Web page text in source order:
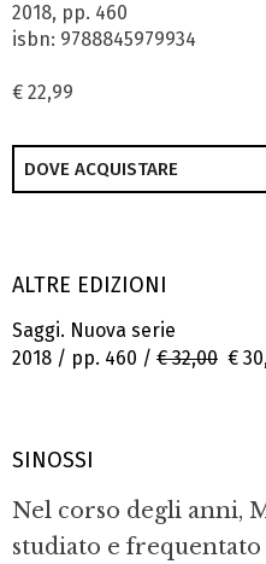
2018, pp. 460
isbn: 9788845979934
€ 22,99
DOVE ACQUISTARE
ALTRE EDIZIONI
Saggi. Nuova serie
2018 / pp. 460 / € 32,00 €
SINOSSI
Nel corso degli anni,
studiato e frequentato